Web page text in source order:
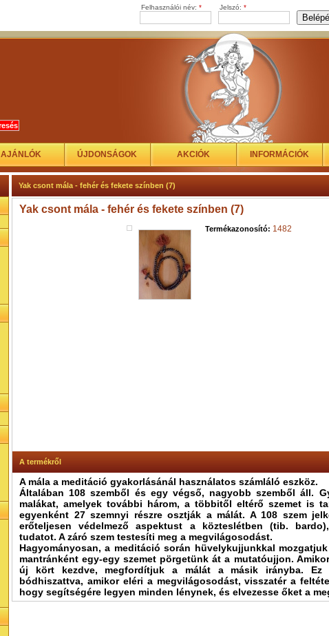
Felhasználói név: * Jelszó: *
AJÁNLÓK ÚJDONSÁGOK AKCIÓK INFORMÁCIÓK
Yak csont mála - fehér és fekete színben (7)
Yak csont mála - fehér és fekete színben (7)
Termékazonosító: 1482
A termékről
A mála a meditáció gyakorlásánál használatos számláló eszköz.
Általában 108 szemből és egy végső, nagyobb szemből áll.
malákat, amelyek további három, a többitől eltérő szemet is
egyenként 27 szemnyi részre osztják a málát. A 108 szem
erőteljesen védelmező aspektust a közteslétben (tib.
tudatot. A záró szem testesíti meg a megvilágosodást.
Hagyományosan, a meditáció során hüvelykujjunkkal
mantránként egy-egy szemet pörgetünk át a mutatóujjon.
új kört kezdve, megfordítjuk a málát a másik irányba. Ez
bódhiszattva, amikor eléri a megvilágosodást, visszatér a
hogy segítségére legyen minden lénynek, és elvezesse őket a